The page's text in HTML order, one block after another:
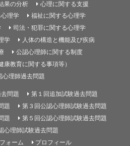
果の分析
心理に関する支援
理学
福祉に関する心理学
司法・犯罪に関する心理学
学
人体の構造と機能及び疾病
公認心理師に関する制度
康教育に関する事項等）
心理師過去問題
問題
第１回追加試験過去問題
題
第３回公認心理師試験過去問題
題
第５回公認心理師試験過去問題
心理師試験過去問題
ォーム
プロフィール